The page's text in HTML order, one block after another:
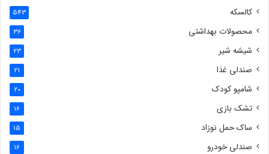
کالسکه 543
محصولات بهداشتی 36
شیشه شیر 23
صندلی غذا 21
شامپو کودک 20
تشک بازی 16
ساک حمل نوزاد 15
صندلی خودرو 16